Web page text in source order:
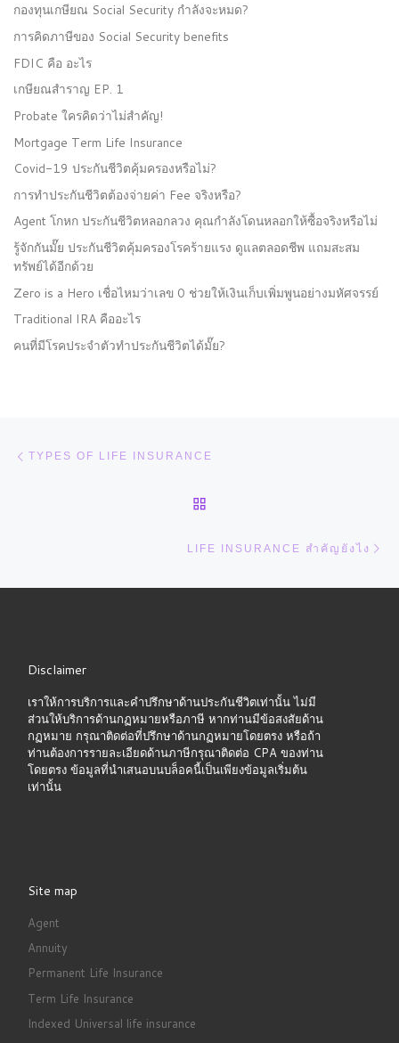
กองทุนเกษียณ Social Security กำลังจะหมด?
การคิดภาษีของ Social Security benefits
FDIC คือ อะไร
เกษียณสำราญ EP. 1
Probate ใครคิดว่าไม่สำคัญ!
Mortgage Term Life Insurance
Covid-19 ประกันชีวิตคุ้มครองหรือไม่?
การทำประกันชีวิตต้องจ่ายค่า Fee จริงหรือ?
Agent โกหก ประกันชีวิตหลอกลวง คุณกำลังโดนหลอกให้ซื้อจริงหรือไม่
รู้จักกันมั๊ย ประกันชีวิตคุ้มครองโรคร้ายแรง ดูแลตลอดชีพ แถมสะสม
ทรัพย์ได้อีกด้วย
Zero is a Hero เชื่อไหมว่าเลข 0 ช่วยให้เงินเก็บเพิ่มพูนอย่างมหัศจรรย์
Traditional IRA คืออะไร
คนที่มีโรคประจำตัวทำประกันชีวิตได้มั๊ย?
TYPES OF LIFE INSURANCE
LIFE INSURANCE สำคัญยังไง
Disclaimer
เราให้การบริการและคำปรึกษาด้านประกันชีวิตเท่านั้น ไม่มี
ส่วนให้บริการด้านกฏหมายหรือภาษี หากท่านมีข้อสงสัยด้าน
กฏหมาย กรุณาติดต่อที่ปรึกษาด้านกฏหมายโดยตรง หรือถ้า
ท่านต้องการรายละเอียดด้านภาษีกรุณาติดต่อ CPA ของท่าน
โดยตรง ข้อมูลที่นำเสนอบนบล็อคนี้เป็นเพียงข้อมูลเริ่มต้น
เท่านั้น
Site map
Agent
Annuity
Permanent Life Insurance
Term Life Insurance
Indexed Universal life insurance